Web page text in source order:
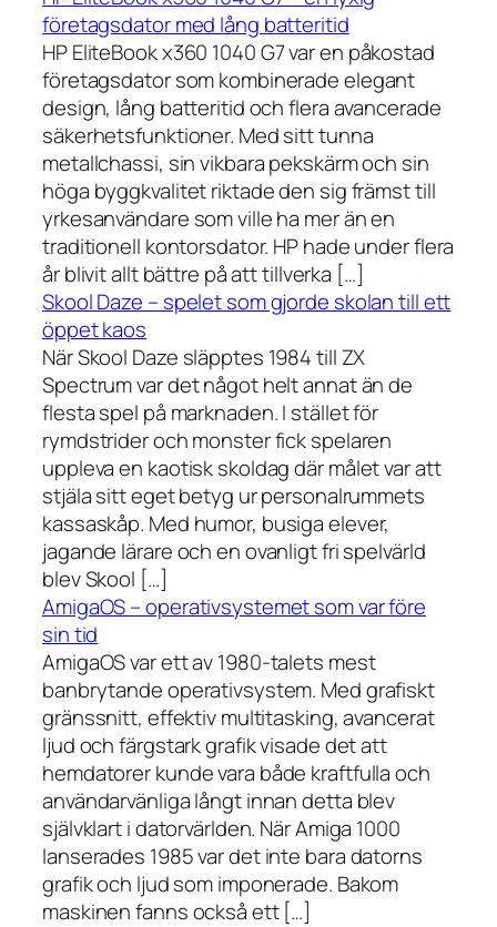
företagsdator med lång batteritid
HP EliteBook x360 1040 G7 var en påkostad
företagsdator som kombinerade elegant
design, lång batteritid och flera avancerade
säkerhetsfunktioner. Med sitt tunna
metallchassi, sin vikbara pekskärm och sin
höga byggkvalitet riktade den sig främst till
yrkesanvändare som ville ha mer än en
traditionell kontorsdator. HP hade under flera
år blivit allt bättre på att tillverka […]
Skool Daze – spelet som gjorde skolan till ett
öppet kaos
När Skool Daze släpptes 1984 till ZX
Spectrum var det något helt annat än de
flesta spel på marknaden. I stället för
rymdstrider och monster fick spelaren
uppleva en kaotisk skoldag där målet var att
stjäla sitt eget betyg ur personalrummets
kassaskåp. Med humor, busiga elever,
jagande lärare och en ovanligt fri spelvärld
blev Skool […]
AmigaOS – operativsystemet som var före
sin tid
AmigaOS var ett av 1980-talets mest
banbrytande operativsystem. Med grafiskt
gränssnitt, effektiv multitasking, avancerat
ljud och färgstark grafik visade det att
hemdatorer kunde vara både kraftfulla och
användarvänliga långt innan detta blev
självklart i datorvärlden. När Amiga 1000
lanserades 1985 var det inte bara datorns
grafik och ljud som imponerade. Bakom
maskinen fanns också ett […]